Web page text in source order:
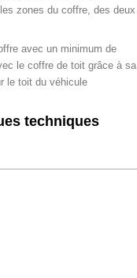
zones du coffre, des deux
avec un minimum de
le coffre de toit grâce à sa
le toit du véhicule
techniques